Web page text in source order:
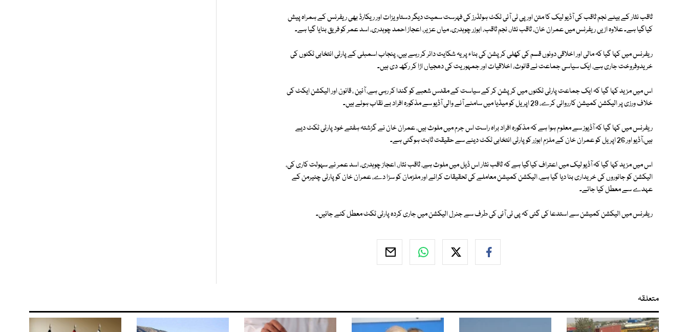
ثاقب نثار کے بیٹے نجم ثاقب کی آڈیو لیک کا متن اور پی ٹی آئی ٹکٹ ہولڈرز کی فہرست سمیت دیگر دستاویزات اور ریکارڈ بھی ریفرنس کے ہمراہ پیش
کیاگیا ہے۔ علاوہ ازیں ریفرنس میں عمران خان، ثاقب نثار، نجم ثاقب، ابوزر چوہدری، میاں عزیر، اعجاز احمد چوہدری، اسد عمر کو فریق بنایا گیا ہے۔
ریفرنس میں کہا گیا کہ مالی اور اخلاقی دونوں قسم کی کھلی کرپشن کی بناء پر یہ شکایت دائر کر رہے ہیں، پنجاب اسمبلی کے پارٹی انتخابی ٹکٹوں کی
خریدوفروخت جاری ہے، ایک سیاسی جماعت نے قانوث، اخلاقیات اور جمہوریت کی دھجیاں اڑا کر رکھ دی ہیں۔
اس میں مزید کہا گیا کہ ایک جماعت پارٹی ٹکٹوں میں کرپشن کر کے سیاست کے مقدس شعبے کو گندا کر رہی ہے، آئین ، قانون اور الیکشن ایکٹ کی
خلاف ورزی پر الیکشن کمیشن کارروائی کرے، 29 اپریل کو میڈیا میں سامنے آنے والی آڈیو سے مذکورہ افراد بے نقاب ہوئے ہیں۔
ریفرنس میں کہا گیا کہ آڈیوز سے معلوم ہوا ہے کہ مذکورہ افراد براہ راست اس جرم میں ملوث ہیں، عمران خان نے گزشتہ ہفتے خود پارٹی ٹکٹ دیے
ہیں،آڈیو اور 26 اپریل کو عمران خان کے ملزم ابوزر کو پارٹی انتخابی ٹکٹ دینے سے حقیقت ثابت ہوگئی ہے۔
اس میں مزید کہا گیا کہ آڈیو لیک میں اعتراف کیاگیا ہے کہ ثاقب نثار اس ڈیل میں ملوث ہے، ثاقب نثار، اعجاز چوہدری، اسد عمر نے سہولت کاری کی،
الیکشن کو جانوروں کی خریداری بنا دیا گیا ہے، الیکشن کمیشن معاملے کی تحقیقات کرائے اور ملزمان کو سزا دے، عمران خان کو پارٹی چئیرمن کے
عہدے سے معطل کیا جائے۔
ریفرنس میں الیکشن کمیشن سے استدعا کی گئی کہ پی ٹی آئی کی طرف سے جنرل الیکشن میں جاری کردہ پارٹی ٹکٹ معطل کئے جائیں۔
متعلقہ